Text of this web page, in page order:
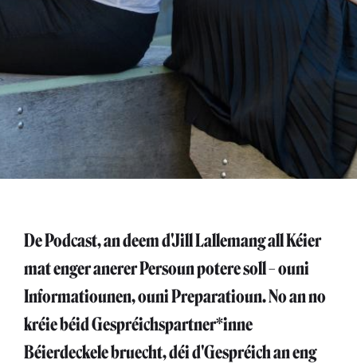
De Podcast, an deem d'Jill Lallemang all Kéier
mat enger anerer Persoun potere soll – ouni
Informatiounen, ouni Preparatioun. No an no
kréie béid Gespréichspartner*inne
Béierdeckele bruecht, déi d'Gespréich an eng